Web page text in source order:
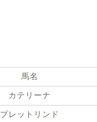
馬名
カテリーナ
プレットリンド